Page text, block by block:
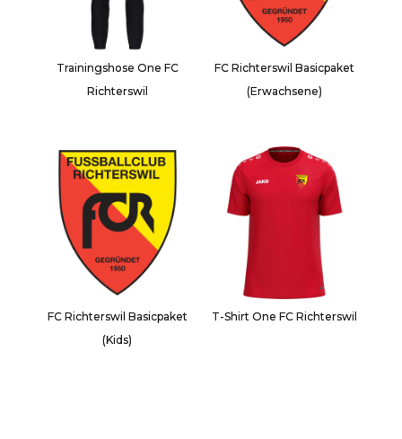
Trainingshose One FC
Richterswil
FC Richterswil Basicpaket
(Erwachsene)
FC Richterswil Basicpaket
(Kids)
T-Shirt One FC Richterswil